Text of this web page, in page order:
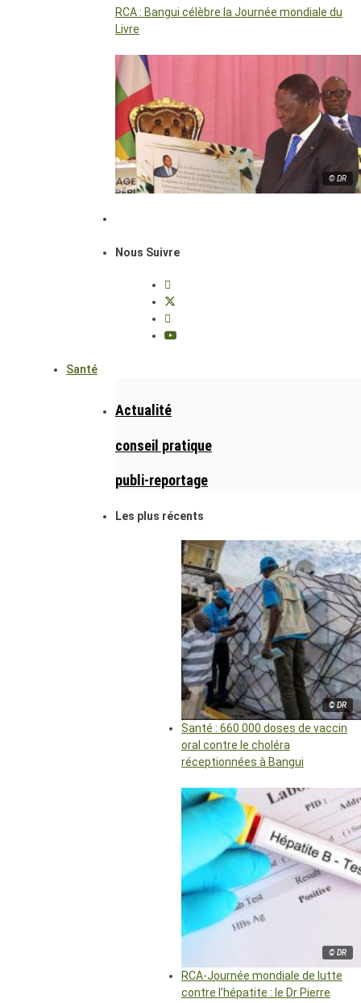
RCA : Bangui célèbre la Journée mondiale du
Livre
© DR
Nous Suivre
Santé
Actualité
conseil pratique
publi-reportage
Les plus récents
© DR
Santé : 660 000 doses de vaccin
oral contre le choléra
réceptionnées à Bangui
© DR
RCA-Journée mondiale de lutte
contre l’hépatite : le Dr Pierre